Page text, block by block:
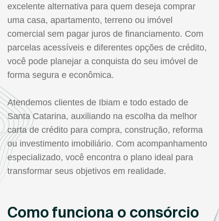
excelente alternativa para quem deseja comprar
uma casa, apartamento, terreno ou imóvel
comercial sem pagar juros de financiamento. Com
parcelas acessíveis e diferentes opções de crédito,
você pode planejar a conquista do seu imóvel de
forma segura e econômica.
Atendemos clientes de Ibiam e todo estado de
Santa Catarina, auxiliando na escolha da melhor
carta de crédito para compra, construção, reforma
ou investimento imobiliário. Com acompanhamento
especializado, você encontra o plano ideal para
transformar seus objetivos em realidade.
Como funciona o consórcio